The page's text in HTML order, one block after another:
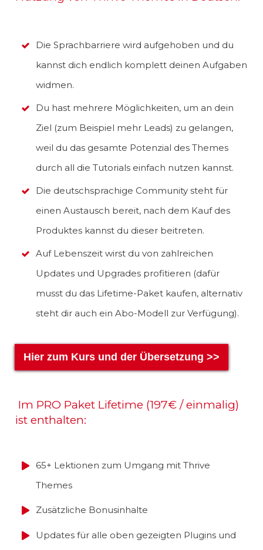
Die Sprachbarriere wird aufgehoben und du
kannst dich endlich komplett deinen Aufgaben
widmen.
Du hast mehrere Möglichkeiten, um an dein
Ziel (zum Beispiel mehr Leads) zu gelangen,
weil du das gesamte Potenzial des Themes
durch all die Tutorials einfach nutzen kannst.
Die deutschsprachige Community steht für
einen Austausch bereit, nach dem Kauf des
Produktes kannst du dieser beitreten.
Auf Lebenszeit wirst du von zahlreichen
Updates und Upgrades profitieren (dafür
musst du das Lifetime-Paket kaufen, alternativ
steht dir auch ein Abo-Modell zur Verfügung).
Hier zum Kurs und der Übersetzung >>
Im PRO Paket Lifetime (197€ / einmalig)
ist enthalten:
65+ Lektionen zum Umgang mit Thrive
Themes
Zusätzliche Bonusinhalte
Updates für alle oben gezeigten Plugins und